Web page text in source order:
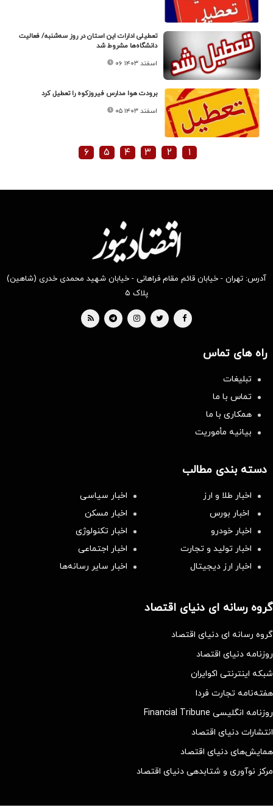
تعطیلی ادارات این استان در روز سه‌شنبه/ فعالیت
دانشگاه‌ها مشروط شد
۰۶ اسفند ۱۴۰۳
برودت هوا مدارس فیروزکوه را تعطیل کرد
۰۵ اسفند ۱۴۰۳
۱ ۲ ۳ ۴ ۵ ۶
آدرس: تهران - خیابان قائم مقام فراهانی - خیابان شهید محمدی خدری (شاهین)
پلاک ۵
راه های تماس
تبلیغات
تماس با ما
همکاری با ما
بیانیه مأموریت
دسته بندی مطالب
اخبار طلا و ارز
اخبار سیاسی
اخبار بورس
اخبار مسکن
اخبار خودرو
اخبار تکنولوژی
اخبار تولید و تجارت
اخبار اجتماعی
اخبار ارز دیجیتال
اخبار سایر رسانه‌‌ها
گروه رسانه ای دنیای اقتصاد
گروه رسانه ای دنیای اقتصاد
روزنامه دنیای اقتصاد
شبکه اینترنتی اکوایران
هفته‌نامه تجارت فردا
روزنامه انگلیسی Financial Tribune
انتشارات دنیای اقتصاد
همایش‌های دنیای اقتصاد
مرکز نوآوری و شتابدهی دنیای اقتصاد